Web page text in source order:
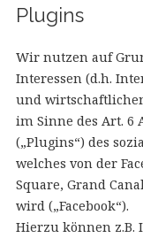
Plugins
Wir nutzen auf
Interessen (d.h.
und
im Sinne des Art. 6
(„Plugins“) des
welches von der
Square, Grand
wird („Facebook“).
Hierzu können z.B.